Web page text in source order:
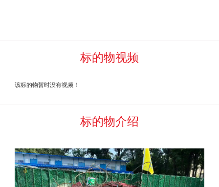
司有权扣除保证金，并追究违约责任。
四、报名参加竞买的资格条件:
式。
六、佣金收取的条件及标准。在聚拍网竞价页面展示“买定
标的物视频
该标的物暂时没有视频！
标的物介绍